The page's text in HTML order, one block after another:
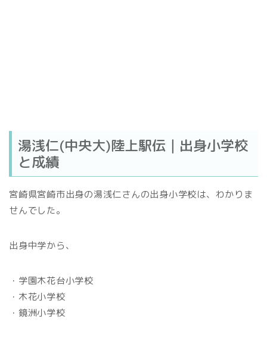
湯浅仁(中央大)陸上駅伝｜出身小学校
と成績
宮崎県宮崎市出身の湯浅仁さんの出身小学校は、わかりま
せんでした。
出身中学から、
・学園木花台小学校
・木花小学校
・鏡洲小学校